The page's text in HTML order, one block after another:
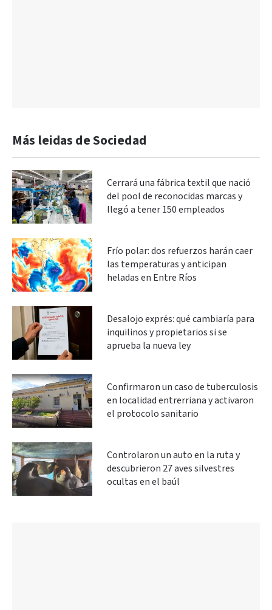
Más leidas de Sociedad
Cerrará una fábrica textil que nació
del pool de reconocidas marcas y
llegó a tener 150 empleados
Frío polar: dos refuerzos harán caer
las temperaturas y anticipan
heladas en Entre Ríos
Desalojo exprés: qué cambiaría para
inquilinos y propietarios si se
aprueba la nueva ley
Confirmaron un caso de tuberculosis
en localidad entrerriana y activaron
el protocolo sanitario
Controlaron un auto en la ruta y
descubrieron 27 aves silvestres
ocultas en el baúl